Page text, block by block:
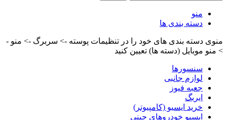
منو
دسته بندی ها
منوی دسته بندی های خود را در تنظیمات پوسته -> سربرگ -> منو -
> منو موبایل (دسته ها) تعیین کنید
سنسورها
لوازم جانبی
جعبه فیوز
ایربگ
خرید ایسیو (کامپیوتر)
ایسیو خودروهای چینی